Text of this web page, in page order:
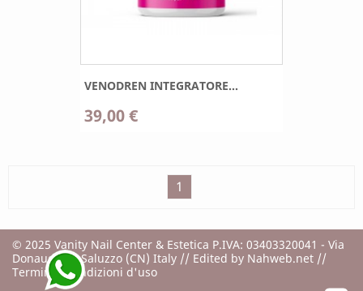
VENODREN INTEGRATORE...
39,00 €
1
© 2025 Vanity Nail Center & Estetica P.IVA: 03403320041 - Via
Donaudi, 14 Saluzzo (CN) Italy // Edited by Nahweb.net //
Termini e condizioni d'uso